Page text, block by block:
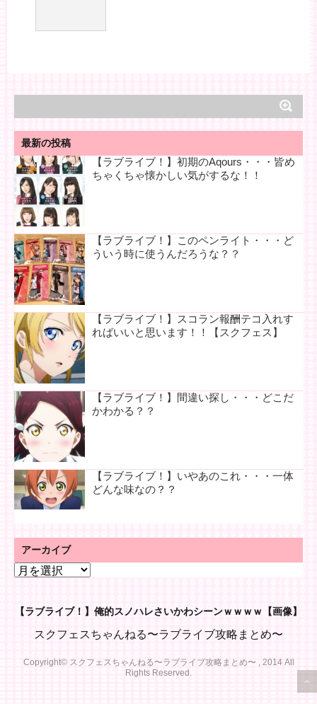
最新の投稿
【ラブライブ！】初期のAqours・・・皆め
ちゃくちゃ懐かしい気がするな！！
【ラブライブ！】このペンライト・・・ど
ういう時に使うんだろうな？？
【ラブライブ！】スコラン報酬テコ入れす
ればいいと思います！！【スクフェス】
【ラブライブ！】間違い探し・・・どこだ
かわかる？？
【ラブライブ！】いやあのこれ・・・一体
どんな味なの？？
アーカイブ
ア
イ【ラブライブ！】俺的スノハレさいかわシーンｗｗｗｗ【画像】
スクフェスちゃんねる〜ラブライブ攻略まとめ〜
Copyright© スクフェスちゃんねる〜ラブライブ攻略まとめ〜 , 2014 All
Rights Reserved.